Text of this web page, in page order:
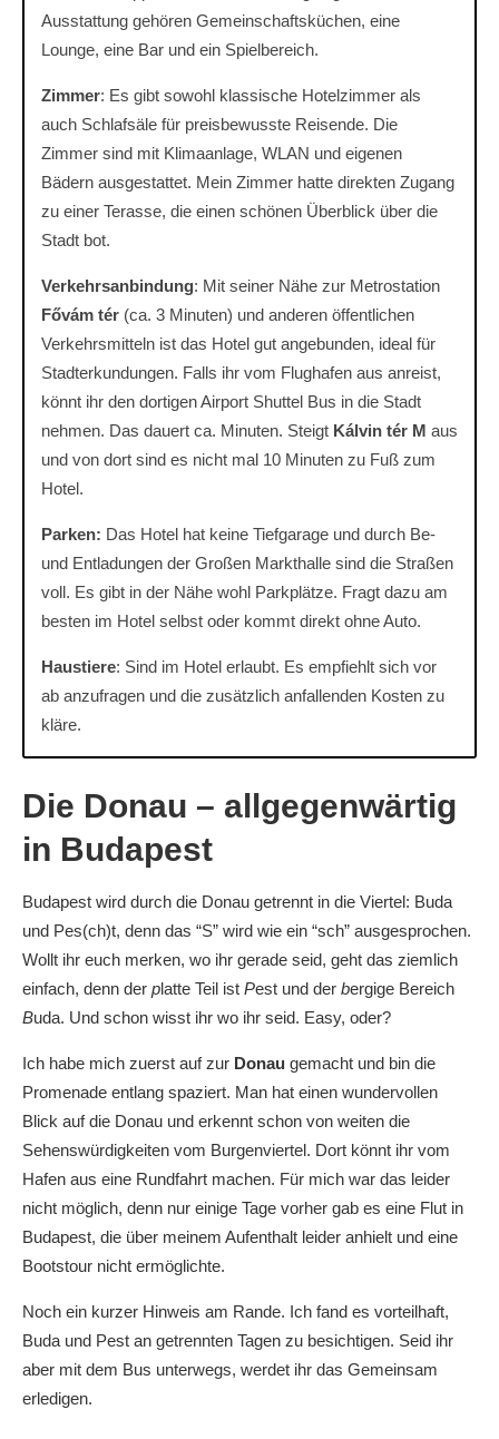
Ausstattung gehören Gemeinschaftsküchen, eine
Lounge, eine Bar und ein Spielbereich.
Zimmer: Es gibt sowohl klassische Hotelzimmer als
auch Schlafsäle für preisbewusste Reisende. Die
Zimmer sind mit Klimaanlage, WLAN und eigenen
Bädern ausgestattet. Mein Zimmer hatte direkten Zugang
zu einer Terasse, die einen schönen Überblick über die
Stadt bot.
Verkehrsanbindung: Mit seiner Nähe zur Metrostation
Fővám tér (ca. 3 Minuten) und anderen öffentlichen
Verkehrsmitteln ist das Hotel gut angebunden, ideal für
Stadterkundungen. Falls ihr vom Flughafen aus anreist,
könnt ihr den dortigen Airport Shuttel Bus in die Stadt
nehmen. Das dauert ca. Minuten. Steigt Kálvin tér M aus
und von dort sind es nicht mal 10 Minuten zu Fuß zum
Hotel.
Parken: Das Hotel hat keine Tiefgarage und durch Be-
und Entladungen der Großen Markthalle sind die Straßen
voll. Es gibt in der Nähe wohl Parkplätze. Fragt dazu am
besten im Hotel selbst oder kommt direkt ohne Auto.
Haustiere: Sind im Hotel erlaubt. Es empfiehlt sich vor
ab anzufragen und die zusätzlich anfallenden Kosten zu
kläre.
Die Donau – allgegenwärtig
in Budapest
Budapest wird durch die Donau getrennt in die Viertel: Buda
und Pes(ch)t, denn das “S” wird wie ein “sch” ausgesprochen.
Wollt ihr euch merken, wo ihr gerade seid, geht das ziemlich
einfach, denn der platte Teil ist Pest und der bergige Bereich
Buda. Und schon wisst ihr wo ihr seid. Easy, oder?
Ich habe mich zuerst auf zur Donau gemacht und bin die
Promenade entlang spaziert. Man hat einen wundervollen
Blick auf die Donau und erkennt schon von weiten die
Sehenswürdigkeiten vom Burgenviertel. Dort könnt ihr vom
Hafen aus eine Rundfahrt machen. Für mich war das leider
nicht möglich, denn nur einige Tage vorher gab es eine Flut in
Budapest, die über meinem Aufenthalt leider anhielt und eine
Bootstour nicht ermöglichte.
Noch ein kurzer Hinweis am Rande. Ich fand es vorteilhaft,
Buda und Pest an getrennten Tagen zu besichtigen. Seid ihr
aber mit dem Bus unterwegs, werdet ihr das Gemeinsam
erledigen.